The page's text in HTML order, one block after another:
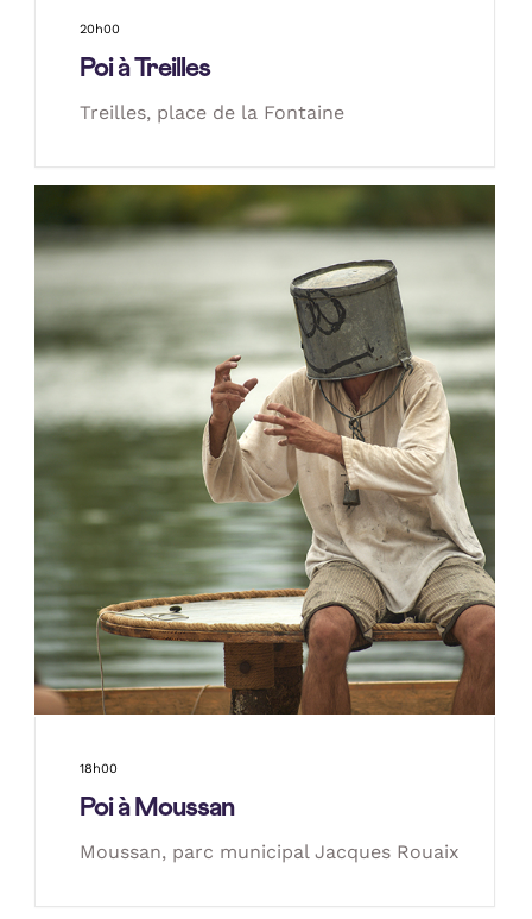
20h00
Poi à Treilles
Treilles, place de la Fontaine
18h00
Poi à Moussan
Moussan, parc municipal Jacques Rouaix